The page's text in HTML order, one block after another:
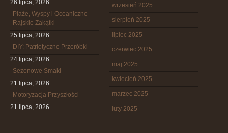
26 lipca, 2026
Plaże, Wyspy i Oceaniczne
Rajskie Zakątki
25 lipca, 2026
DIY: Patriotyczne Przeróbki
24 lipca, 2026
Sezonowe Smaki
21 lipca, 2026
Motoryzacja Przyszłości
21 lipca, 2026
wrzesień 2025
sierpień 2025
lipiec 2025
czerwiec 2025
maj 2025
kwiecień 2025
marzec 2025
luty 2025